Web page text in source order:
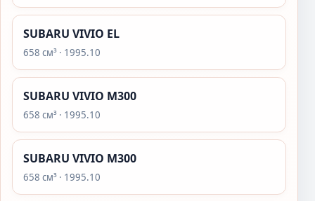
SUBARU VIVIO EL
658 см³ · 1995.10
SUBARU VIVIO M300
658 см³ · 1995.10
SUBARU VIVIO M300
658 см³ · 1995.10